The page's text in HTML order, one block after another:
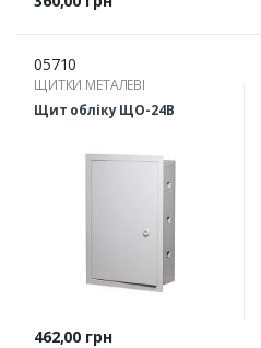
05710
ЩИТКИ МЕТАЛЕВІ
Щит обліку ЩО-24В
Ціна
462,00 грн